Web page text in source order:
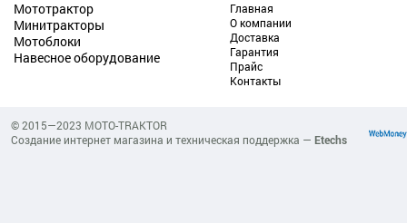
Мототрактор
Минитракторы
Мотоблоки
Навесное оборудование
Главная
О компании
Доставка
Гарантия
Прайс
Контакты
© 2015—2023 MOTO-TRAKTOR
Создание интернет магазина и техническая поддержка — Etechs